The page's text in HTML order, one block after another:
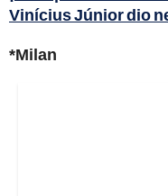
Vinícius Júnior dio
*Milan